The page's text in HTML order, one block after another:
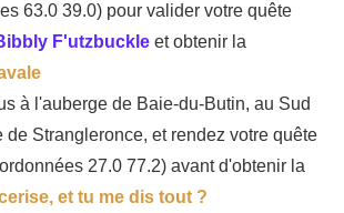
63.0 39.0) pour valider votre quête
F'utzbuckle et obtenir la
à l'auberge de Baie-du-Butin, au Sud
de Strangleronce, et rendez votre quête
27.0 77.2) avant d'obtenir la
et tu me dis tout ?